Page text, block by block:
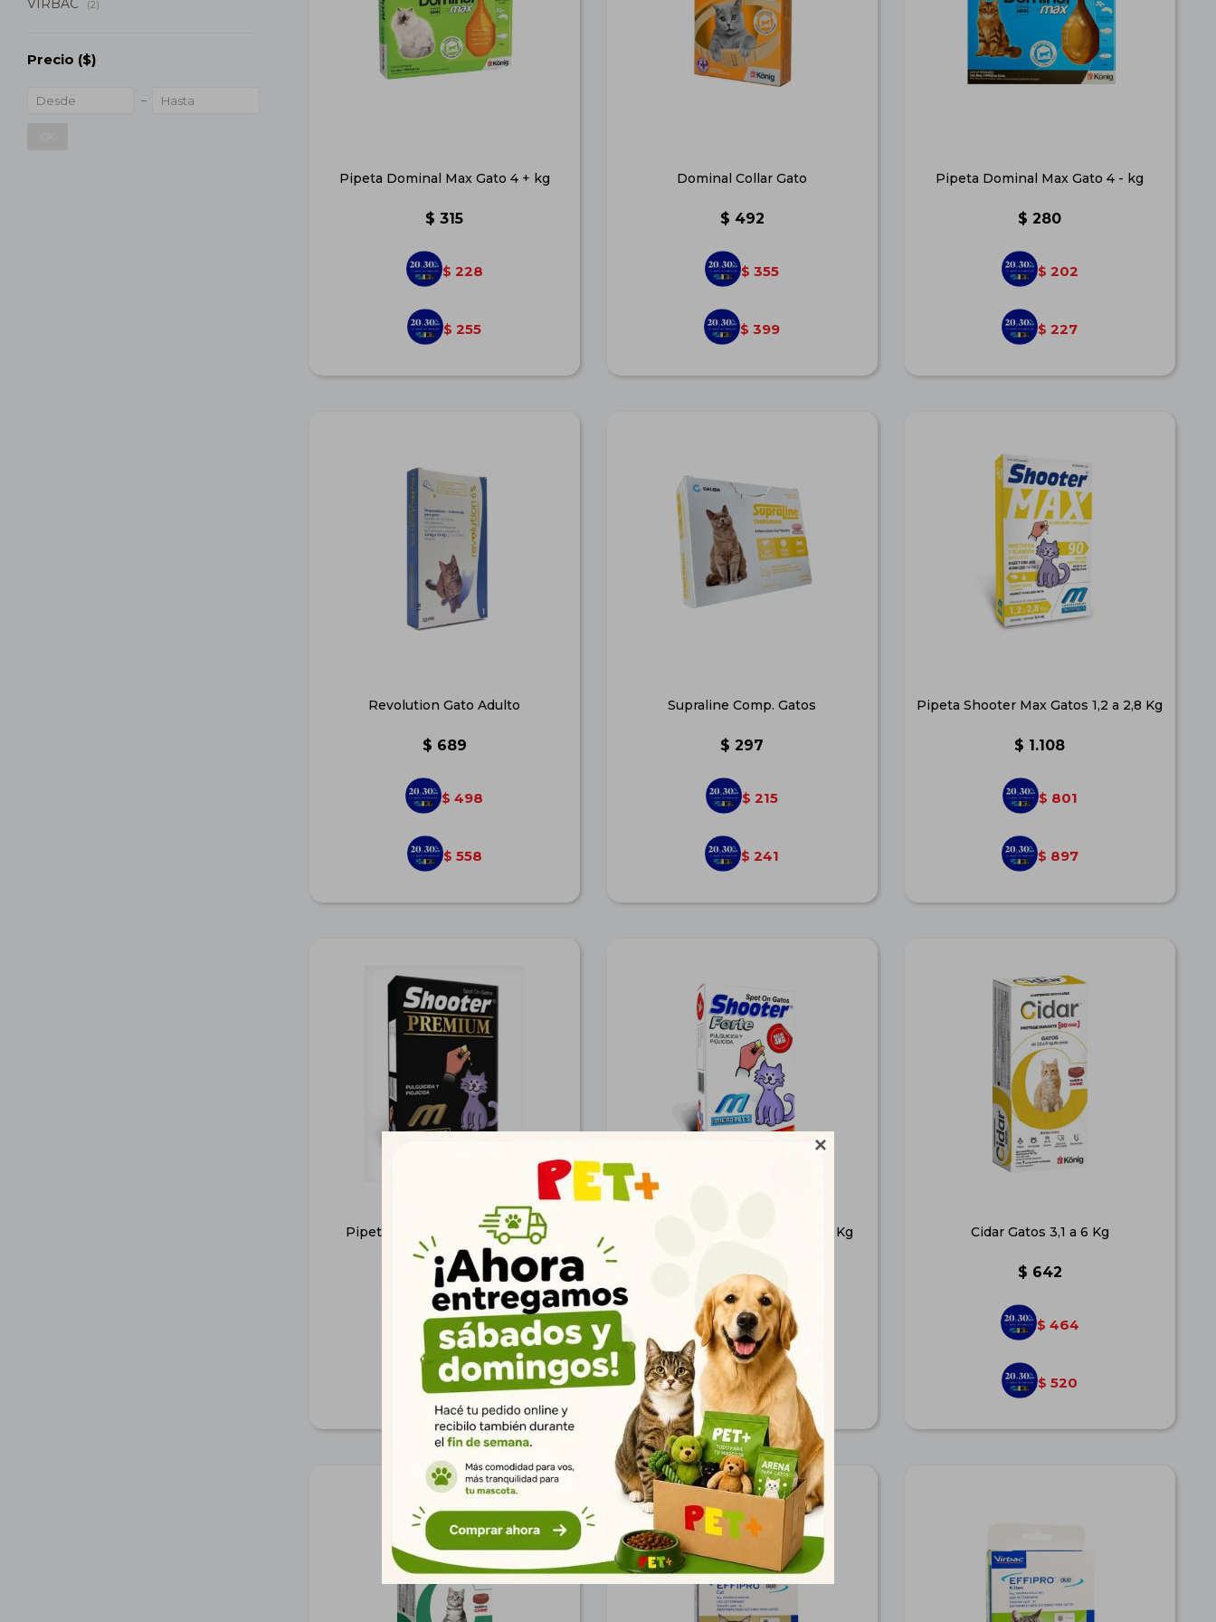

Pipeta Dominal Max Gato 4 + kg
$ 315
$ 228
$ 255
Dominal Collar Gato
$ 492
$ 355
$ 399
Pipeta Dominal Max Gato 4 - kg
$ 280
$ 202
$ 227
Revolution Gato Adulto
$ 689
$ 498
$ 558
Supraline Comp. Gatos
$ 297
$ 215
$ 241
Pipeta Shooter Max Gatos 1,2 a 2,8 Kg
$ 1.108
$ 801
$ 897
Pipeta Shooter Premium Gato
243
176
$ 197
Pipeta Shooter Forte Gatos - 4 Kg
$ 184
$ 133
$ 149
Cidar Gatos 3,1 a 6 Kg
$ 642
$ 464
$ 520
VIRBAC (2)
Precio ($)